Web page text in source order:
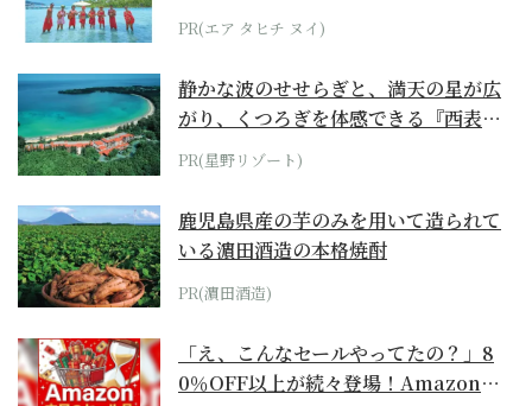
らみえてくる...
PR(エア タヒチ ヌイ)
静かな波のせせらぎと、満天の星が広
がり、くつろぎを体感できる『西表島
ホテル by...
PR(星野リゾート)
鹿児島県産の芋のみを用いて造られて
いる濵田酒造の本格焼酎
PR(濵田酒造)
「え、こんなセールやってたの？」8
0％OFF以上が続々登場！Amazonの